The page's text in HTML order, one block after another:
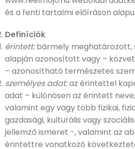
és a fenti tartalmi előíráson
Definíciók
érintett:bármely meghatározott,
alapján azonosított vagy –
– azonosítható természetes
személyes adat:az érintettel
adat – különösen az érintett
valamint egy vagy több fizikai,
gazdasági, kulturális vagy
jellemző ismeret -, valamint az
érintettre vonatkozó